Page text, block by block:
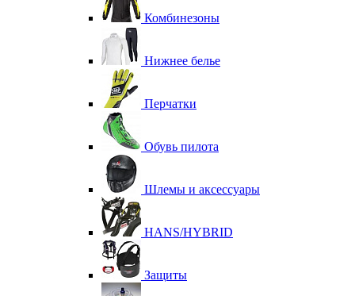
Комбинезоны
Нижнее белье
Перчатки
Обувь пилота
Шлемы и аксессуары
HANS/HYBRID
Защиты